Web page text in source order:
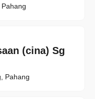
(cina) Sg
Pahang